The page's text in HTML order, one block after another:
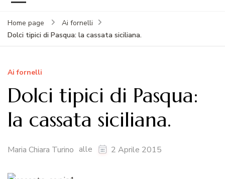
Home page
Ai fornelli
Dolci tipici di Pasqua: la cassata siciliana.
Ai fornelli
Dolci tipici di Pasqua:
la cassata siciliana.
Maria Chiara Turino alle 2 Aprile 2015